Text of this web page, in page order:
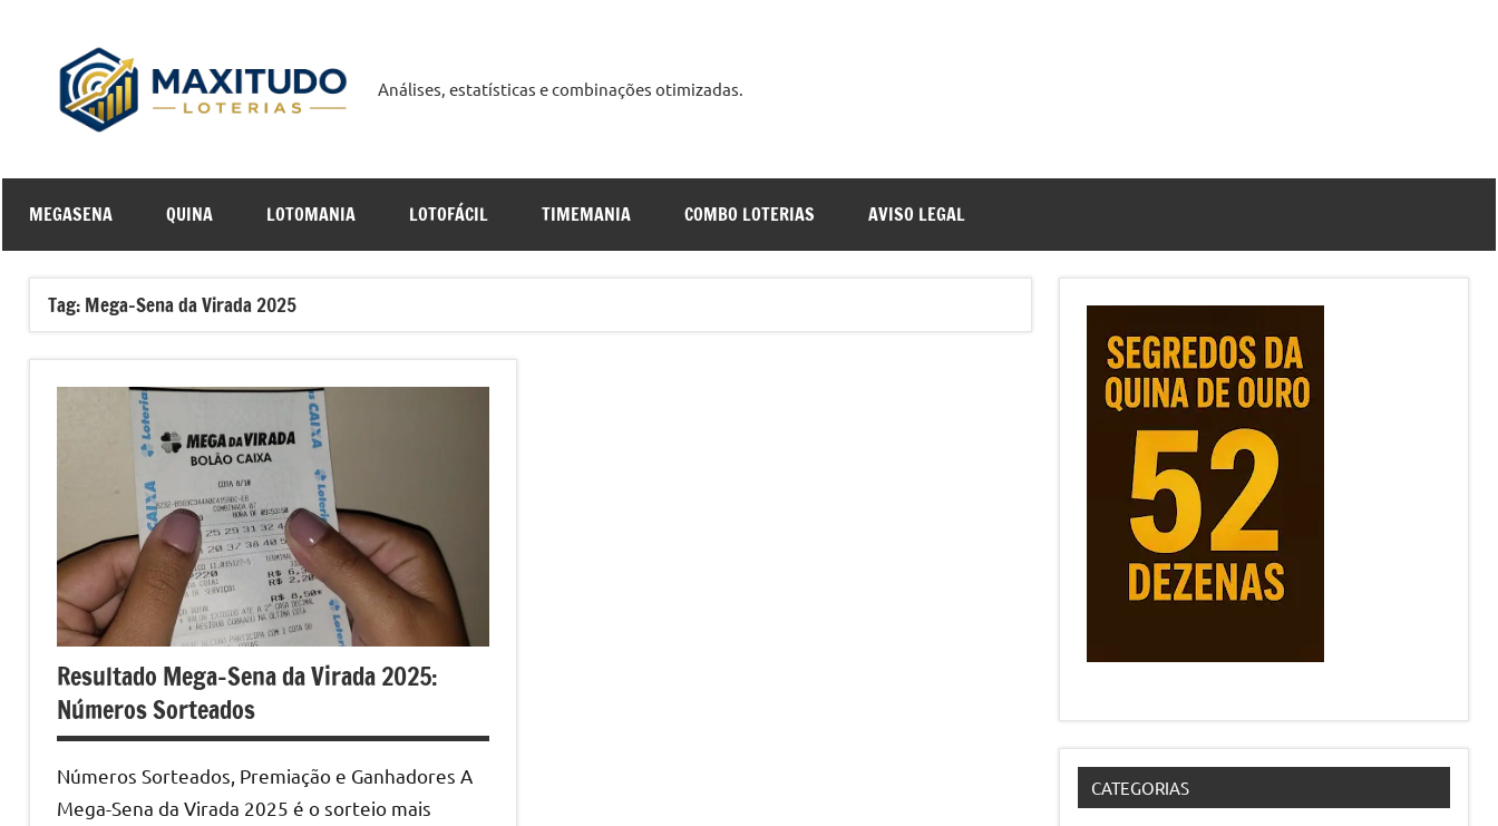
conteúdo
Maxitudo
Cursos
Online
Análises, estatísticas e combinações otimizadas.
MEGASENA QUINA LOTOMANIA LOTOFÁCIL TIMEMANIA COMBO LOTERIAS AVISO LEGAL
Tag: Mega-Sena da Virada 2025
Resultado Mega-Sena da Virada 2025:
Números Sorteados
Números Sorteados, Premiação e Ganhadores A
Mega-Sena da Virada 2025 é o sorteio mais
CATEGORIAS